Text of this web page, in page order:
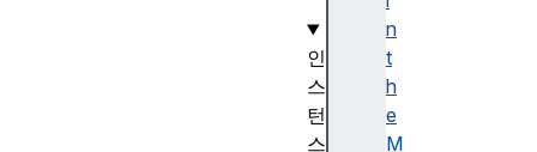
n
t
h
e
M
인
스
턴
스